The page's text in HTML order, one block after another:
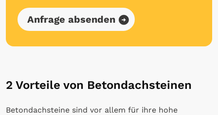
Anfrage absenden
2 Vorteile von Betondachsteinen
Betondachsteine sind vor allem für ihre hohe